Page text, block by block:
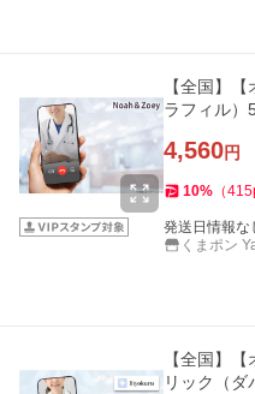
【全国】
ラフィル
4,560円
10% （415
発送日情報な
くまポン
【全国】
リック（